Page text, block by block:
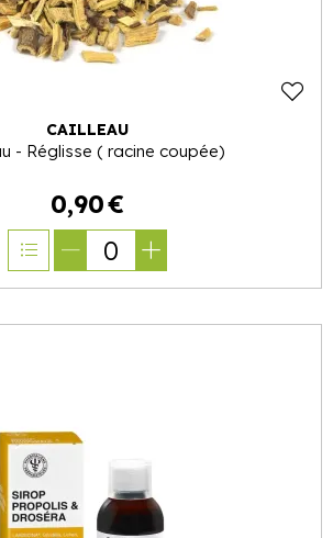
CAILLEAU
- Réglisse ( racine coupée)
0,90€
0